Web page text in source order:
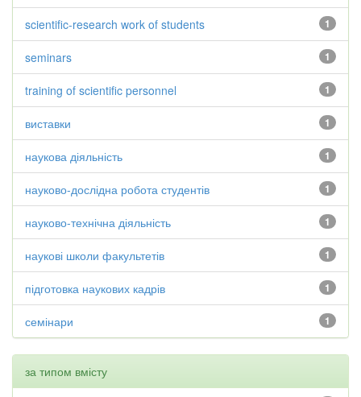
1
scientific-research work of students
1
seminars
1
training of scientific personnel
1
виставки
1
наукова діяльність
1
науково-дослідна робота студентів
1
науково-технічна діяльність
1
наукові школи факультетів
1
підготовка наукових кадрів
1
семінари
за типом вмісту